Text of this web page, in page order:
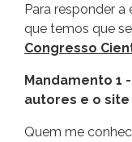
Para responder
que temos que
Congresso
Mandamento 1
autores e o
Quem me